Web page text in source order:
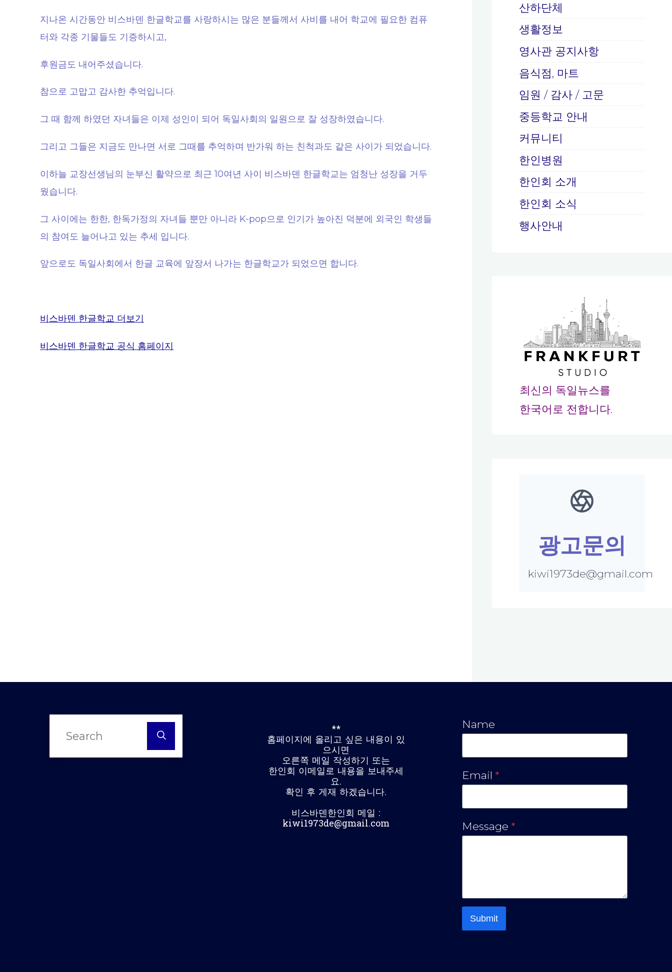
지나온 시간동안 비스바덴 한글학교를 사랑하시는 많은 분들께서 사비를 내어 학교에 필요한 컴퓨
터와 각종 기물들도 기증하시고,
후원금도 내어주셨습니다.
참으로 고맙고 감사한 추억입니다.
그 때 함께 하였던 자녀들은 이제 성인이 되어 독일사회의 일원으로 잘 성장하였습니다.
그리고 그들은 지금도 만나면 서로 그때를 추억하며 반가워 하는 친척과도 같은 사이가 되었습니다.
이하늘 교장선생님의 눈부신 활약으로 최근 10여년 사이 비스바덴 한글학교는 엄청난 성장을 거두
웠습니다.
그 사이에는 한한, 한독가정의 자녀들 뿐만 아니라 K-pop으로 인기가 높아진 덕분에 외국인 학생들
의 참여도 늘어나고 있는 추세 입니다.
앞으로도 독일사회에서 한글 교육에 앞장서 나가는 한글학교가 되었으면 합니다.
비스바덴 한글학교 더보기
비스바덴 한글학교 공식 홈페이지
산하단체
생활정보
영사관 공지사항
음식점, 마트
임원 / 감사 / 고문
중등학교 안내
커뮤니티
한인병원
한인회 소개
한인회 소식
행사안내
최신의 독일뉴스를
한국어로 전합니다.
광고문의
kiwi1973de@gmail.com
**
홈페이지에 올리고 싶은 내용이 있
으시면
오른쪽 메일 작성하기 또는
한인회 이메일로 내용을 보내주세
요.
확인 후 게재 하겠습니다.
비스바덴한인회 메일 :
kiwi1973de@gmail.com
Name
Email *
Message *
Submit